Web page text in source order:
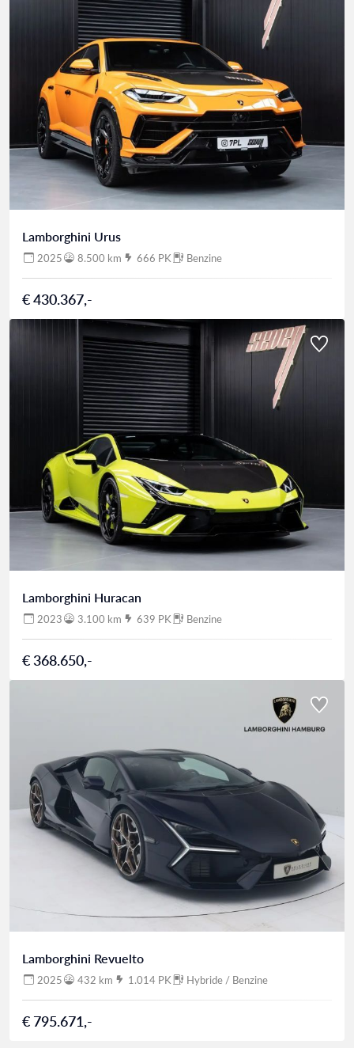
Lamborghini Urus
2025 8.500 km 666 PK Benzine
€ 430.367,-
Lamborghini Huracan
2023 3.100 km 639 PK Benzine
€ 368.650,-
Lamborghini Revuelto
2025 432 km 1.014 PK Hybride / Benzine
€ 795.671,-